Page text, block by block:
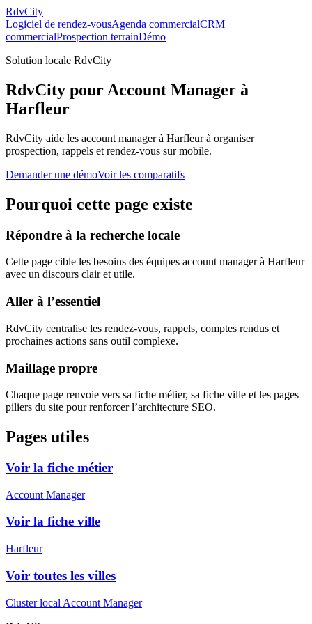
RdvCity
Logiciel de rendez-vousAgenda commercialCRM
commercialProspection terrainDémo
Solution locale RdvCity
RdvCity pour Account Manager à
Harfleur
RdvCity aide les account manager à Harfleur à organiser
prospection, rappels et rendez-vous sur mobile.
Demander une démoVoir les comparatifs
Pourquoi cette page existe
Répondre à la recherche locale
Cette page cible les besoins des équipes account manager à Harfleur
avec un discours clair et utile.
Aller à l’essentiel
RdvCity centralise les rendez-vous, rappels, comptes rendus et
prochaines actions sans outil complexe.
Maillage propre
Chaque page renvoie vers sa fiche métier, sa fiche ville et les pages
piliers du site pour renforcer l’architecture SEO.
Pages utiles
Voir la fiche métier
Account Manager
Voir la fiche ville
Harfleur
Voir toutes les villes
Cluster local Account Manager